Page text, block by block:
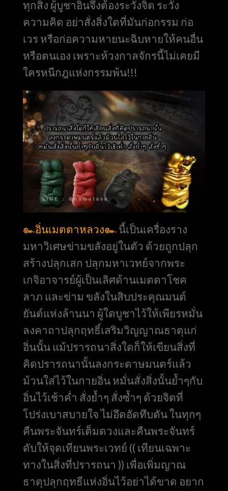
ทุกสิ่ง ผู้บูชาอิ่นจึงต้องระวังจิต ระวัง
ความคิด อย่าสั่งสิ่งใดที่มันก่อกรรม ก่อ
เวร หรือก่อความหายนะฉิบหายให้คนอื่น
หรือตนเอง เพราะห้วงกาลจักรนี้ไม่เคยมี
ใครหนีกฎแห่งกรรมพ้น!!!
๛อิ่นเมตตาหลวง๛ นี้เป็นเครื่องราง
มหาวิเศษข่ามขลังอยู่ในตัว ด้วยถูกปลุก
สร้างปลุกเสก ปลุกมหาเวทย์จากพระ
เกจิอาจารย์ผู้เป็นเลิศด้านเมตตาโชค
ลาภ และข่าม ขลังในสิบประคุณมนต์
ยันต์แห่งล้านนา ผู้ใดบูชาไว้ให้เพียรหมั่น
ลงคาถาปลุกฤทธิ์เสริมวิญญาณธาตุแก่
อิ่นนั้น แม้ปรารถนาสิ่งใดก็ให้เขียนสิ่งที่
คิดปรารถนานั้นลงกระดาษมนตร์แล้ว
ม้วนใส่ไว้ในกายอิ่น หมั่นสั่งสิ่งนั้นย้ำๆกับ
อิ่นไว้เช้าค่ำ สั่งย้ำๆ สั่งซ้ำๆ ด้วยจิตที่
โปร่งเบาสบายใจ ไม่อึดอัดทึบตัน ในทุกๆ
คืนพระจันทร์เต็มดวงและคืนพระจันทร์
ดับให้จุดเทียนพระเวทย์ (( เทียนเฉพาะ
ทางในสิ่งที่ปรารถนา )) เพื่อเพิ่มญาณ
ธาตุปลุกฤทธีแห่งอิ่นไว้อย่าได้ขาด อยาก